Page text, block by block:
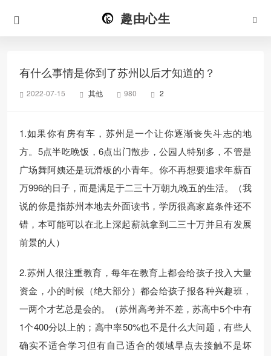
趣由心生
有什么事情是你到了苏州以后才知道的？
2022-07-15 其他 980 2
1.如果你有房有车，苏州是一个让你逐渐丧失斗志的地
方。5点半吃晚饭，6点出门散步，公园人特别多，不管是
广场舞阿姨还是玩滑板的小青年。你不再想要追求年薪百
万996的日子，而是满足于二三十万朝九晚五的生活。（我
说的你是指苏州本地去外面读书，学历很高家庭条件还不
错，本可能可以在北上深起薪就拿到二三十万并且有发展
前景的人）
2.苏州人很注重教育，每年在教育上都会给孩子投入大量
资金，小的时候（绝大部分）都会给孩子报各种兴趣班，
一两个才艺总是会的。（苏州高考并不差，苏高中5个中有
1个400分以上的；高中率50%也不是什么大问题，有些人
确实不适合学习但有自己适合的领域早点去接触不是坏